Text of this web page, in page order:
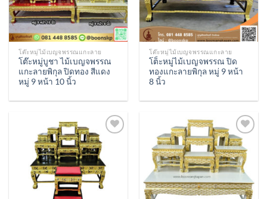
โต๊ะหมู่ไม้เบญจพรรณแกะลาย
โต๊ะหมู่บูชา ไม้เบญจพรรณ
แกะลายพิกุล ปิดทอง สีแดง
หมู่ 9 หน้า 10 นิ้ว
โต๊ะหมู่ไม้เบญจพรรณแกะลาย
โต็ะหมู่ไม้เบญจพรรณ ปิด
ทองแกะลายพิกุล หมู่ 9 หน้า
8 นิ้ว
Add to
Wishlist
Add to
Wishlist